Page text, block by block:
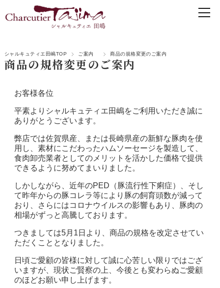
シャルキュティエ田嶋TOP ご案内 商品の規格変更のご案内
商品の規格変更のご案内
お客様各位
平素よりシャルキュティエ田嶋をご利用いただき誠に
ありがとうございます。
弊店では佐賀県産、または長崎県産の新鮮な豚肉を使
用し、素材にこだわったハムソーセージを製造して、
食肉卸売業者としてのメリットを活かした価格で提供
できるように努めてまいりました。
しかしながら、近年のPED（豚流行性下痢症）、そし
て昨年からの豚コレラ等により豚の飼育頭数が減って
おり、さらにはコロナウイルスの影響もあり、豚肉の
相場がずっと高騰しております。
つきましては5月1日より、商品の規格を改定させてい
ただくこととなりました。
日頃ご愛顧の皆様に対して誠に心苦しい限りではござ
いますが、現状ご賢察の上、今後とも変わらぬご愛顧
のほどお願い申し上げます。